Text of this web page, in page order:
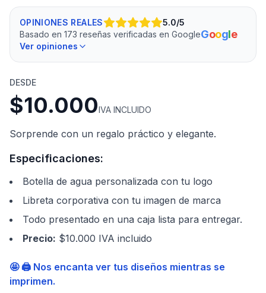
OPINIONES REALES 5.0/5
Basado en 173 reseñas verificadas en GoogleGoogle
Ver opiniones
DESDE
$10.000IVA INCLUIDO
Sorprende con un regalo práctico y elegante.
Especificaciones:
Botella de agua personalizada con tu logo
Libreta corporativa con tu imagen de marca
Todo presentado en una caja lista para entregar.
Precio: $10.000 IVA incluido
🤩 🖨️ Nos encanta ver tus diseños mientras se
imprimen.